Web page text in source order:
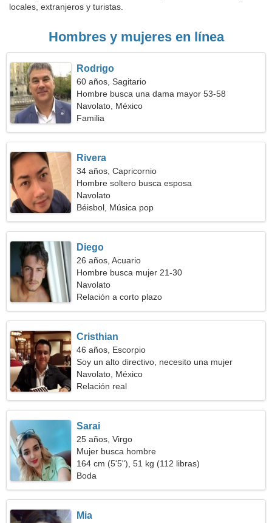
locales, extranjeros y turistas.
Hombres y mujeres en línea
Rodrigo
60 años, Sagitario
Hombre busca una dama mayor 53-58
Navolato, México
Familia
Rivera
34 años, Capricornio
Hombre soltero busca esposa
Navolato
Béisbol, Música pop
Diego
26 años, Acuario
Hombre busca mujer 21-30
Navolato
Relación a corto plazo
Cristhian
46 años, Escorpio
Soy un alto directivo, necesito una mujer
maravillosa
Navolato, México
Relación real
Sarai
25 años, Virgo
Mujer busca hombre
164 cm (5'5"), 51 kg (112 libras)
Boda
Mia